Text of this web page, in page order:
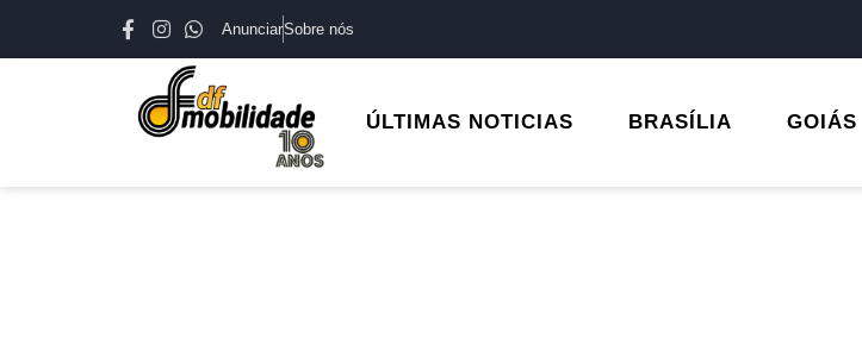
AnunciarSobre nós
ÚLTIMAS NOTICIAS BRASÍLIA GOIÁS